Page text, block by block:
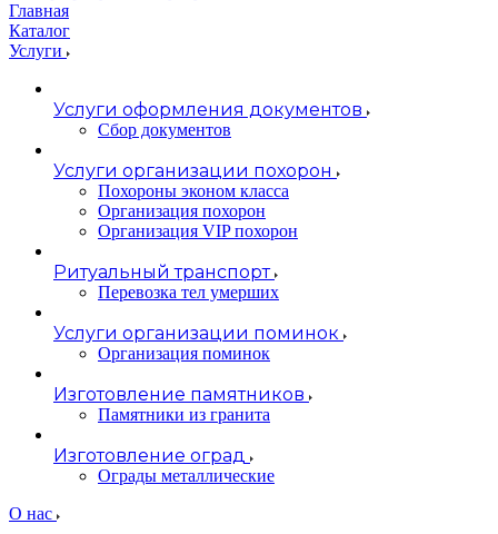
Главная
Каталог
Услуги
Услуги оформления документов
Сбор документов
Услуги организации похорон
Похороны эконом класса
Организация похорон
Организация VIP похорон
Ритуальный транспорт
Перевозка тел умерших
Услуги организации поминок
Организация поминок
Изготовление памятников
Памятники из гранита
Изготовление оград
Ограды металлические
О нас